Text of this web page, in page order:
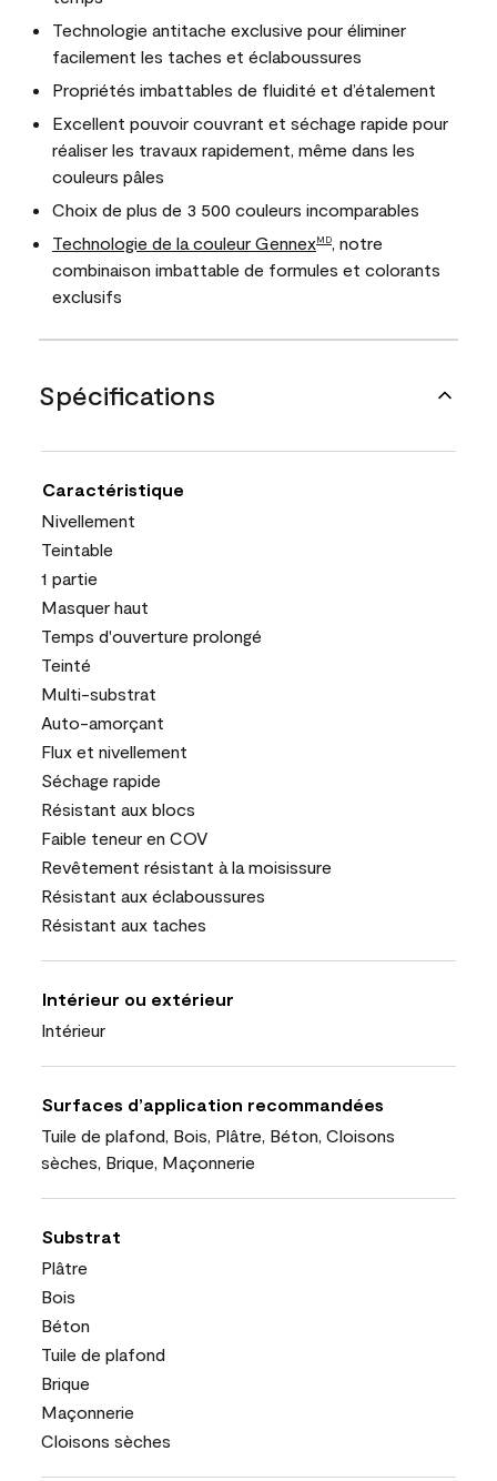
Technologie antitache exclusive pour éliminer
facilement les taches et éclaboussures
Propriétés imbattables de fluidité et d’étalement
Excellent pouvoir couvrant et séchage rapide pour
réaliser les travaux rapidement, même dans les
couleurs pâles
Choix de plus de 3 500 couleurs incomparables
Technologie de la couleur GennexMD
, notre
combinaison imbattable de formules et colorants
exclusifs
Spécifications
Caractéristique
Nivellement
Teintable
1 partie
Masquer haut
Temps d'ouverture prolongé
Teinté
Multi-substrat
Auto-amorçant
Flux et nivellement
Séchage rapide
Résistant aux blocs
Faible teneur en COV
Revêtement résistant à la moisissure
Résistant aux éclaboussures
Résistant aux taches
Intérieur ou extérieur
Intérieur
Surfaces d’application recommandées
Tuile de plafond, Bois, Plâtre, Béton, Cloisons
sèches, Brique, Maçonnerie
Substrat
Plâtre
Bois
Béton
Tuile de plafond
Brique
Maçonnerie
Cloisons sèches